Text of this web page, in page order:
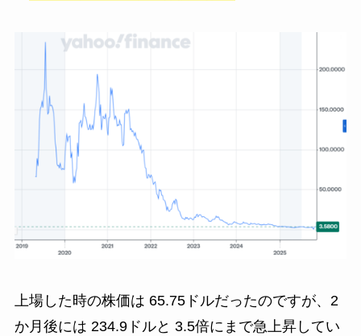
上場した時の株価は 65.75ドルだったのですが、2
か月後には 234.9ドルと 3.5倍にまで急上昇してい